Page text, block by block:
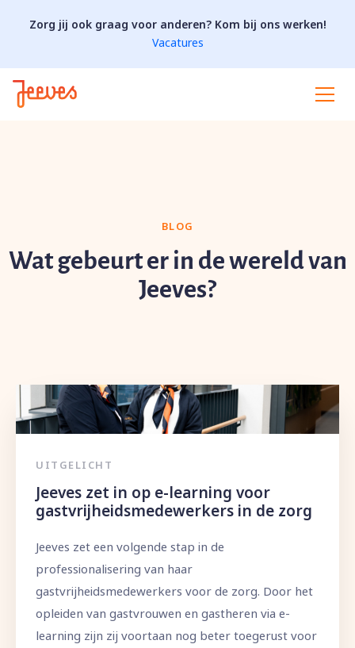
Zorg jij ook graag voor anderen? Kom bij ons werken!
Vacatures
BLOG
Wat gebeurt er in de wereld van
Jeeves?
UITGELICHT
Jeeves zet in op e-learning voor
gastvrijheidsmedewerkers in de zorg
Jeeves zet een volgende stap in de
professionalisering van haar
gastvrijheidsmedewerkers voor de zorg. Door het
opleiden van gastvrouwen en gastheren via e-
learning zijn zij voortaan nog beter toegerust voor